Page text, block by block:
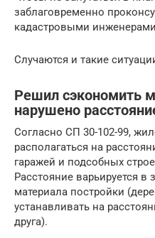
заблаговременно
кадастровыми
Случаются и такие
Решил сэкономить
нарушено
Согласно СП 30-102-99,
располагаться на
гаражей и подсобных
Расстояние варьируется в
материала постройки
устанавливать на
друга).